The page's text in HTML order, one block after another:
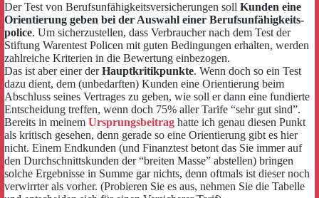
Der Test von Berufs­unfähigkeits­versicherungen soll Kunden eine
Orientierung geben bei der Auswahl einer Berufs­unfähigkeits­
police. Um sicher­zustellen, dass Verbraucher nach dem Test der
Stiftung Warentest Policen mit guten Bedingungen erhalten, werden
zahlreiche Kriterien in die Bewertung einbezogen.
Das ist aber einer derHauptkritikpunkte. Wenn doch so ein Test
dazu dient, dem (unbedarften) Kunden eine Orientierung beim
Abschluss seines Vertrages zu geben, wie soll er dann eine fundierte
Entscheidung treffen, wenn doch 75% aller Tarife “sehr gut sind”.
Bereits in meinem Ursprungsbeitrag hatte ich genau diesen Punkt
als kritisch gesehen, denn gerade so eine Orientierung gibt es hier
nicht. Einem Endkunden (und Finanztest betont das Sie immer auf
den Durchschnittskunden der “breiten Masse” abstellen) bringen
solche Ergebnisse in Summe gar nichts, denn oftmals ist dieser noch
verwirrter als vorher. (Probieren Sie es aus, nehmen Sie die Tabelle